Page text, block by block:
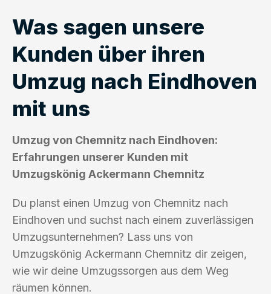
Was sagen unsere
Kunden über ihren
Umzug nach Eindhoven
mit uns
Umzug von Chemnitz nach Eindhoven:
Erfahrungen unserer Kunden mit
Umzugskönig Ackermann Chemnitz
Du planst einen Umzug von Chemnitz nach
Eindhoven und suchst nach einem zuverlässigen
Umzugsunternehmen? Lass uns von
Umzugskönig Ackermann Chemnitz dir zeigen,
wie wir deine Umzugssorgen aus dem Weg
räumen können.